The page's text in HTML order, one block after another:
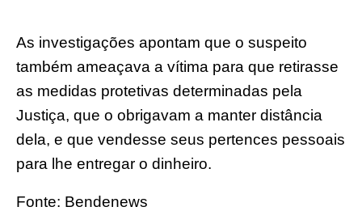
As investigações apontam que o suspeito
também ameaçava a vítima para que retirasse
as medidas protetivas determinadas pela
Justiça, que o obrigavam a manter distância
dela, e que vendesse seus pertences pessoais
para lhe entregar o dinheiro.
Fonte: Bendenews